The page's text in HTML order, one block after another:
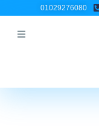
01029276080